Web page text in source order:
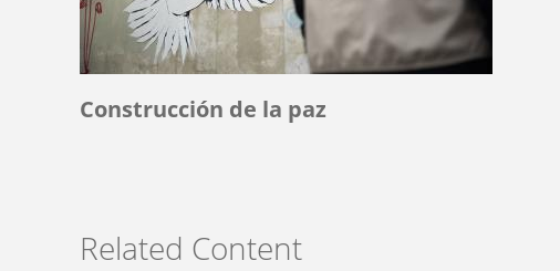
Construcción de la paz
Related Content